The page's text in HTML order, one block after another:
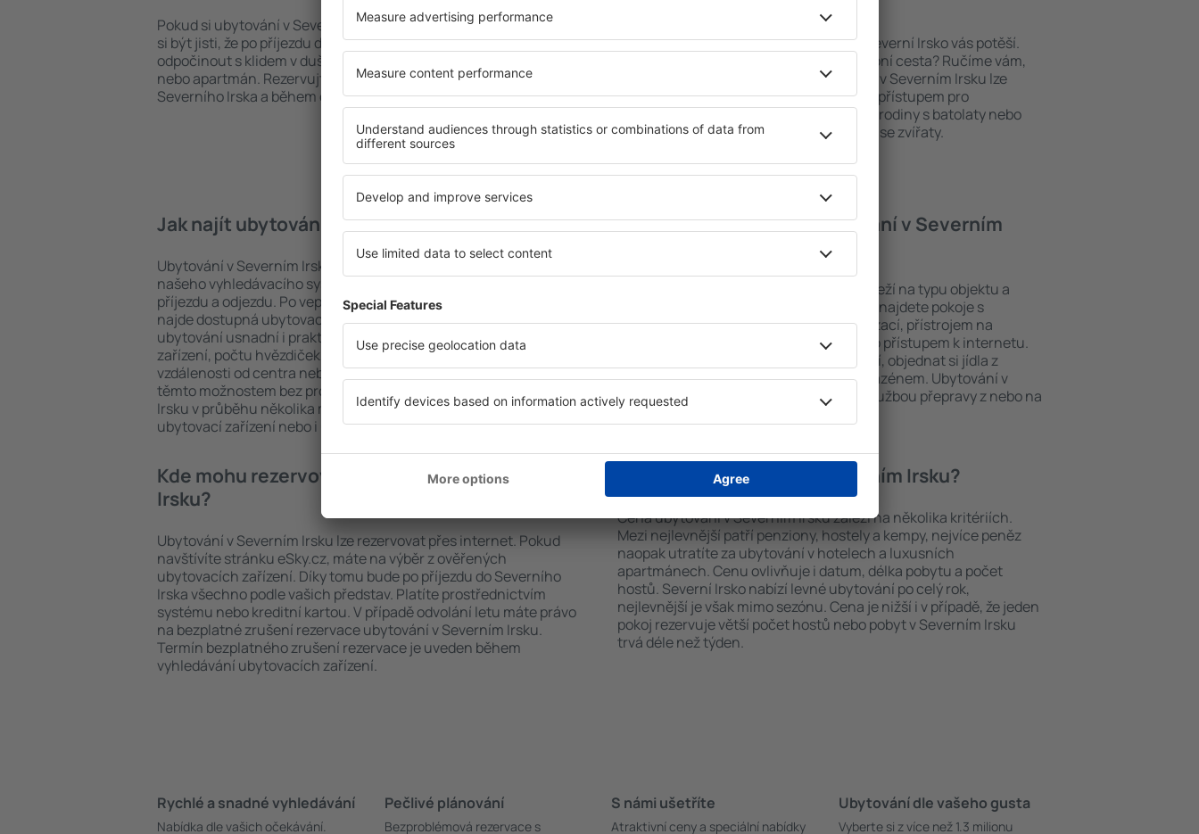
Pokud si ubytování v Severním Irsku zarezervujete včas, můžete
si být jisti, že po příjezdu do vaší destinace si budete moci
odpočinout s klidem v duši a bez toho, abyste museli hledat hotel
nebo apartmán. Rezervujte si ubytování před odjezdem do
Severního Irska a během cesty si užijete uvolněnou atmosféru.
Pokud toužíte po luxusním ubytování, Severní Irsko vás potěší.
Dokonalá dovolená nebo úspěšná služební cesta? Ručíme vám,
že budete nadmíru spokojeni. Ubytování v Severním Irsku lze
rezervovat v zařízeních s bezbariérovým přístupem pro
handicapované osoby. Na své si přijdou i rodiny s batolaty nebo
malými dětmi a návštěvníci, kteří cestují se zvířaty.
Jak najít ubytování v Severním Irsku?
Ubytování v Severním Irsku lze rychle najít prostřednictvím
našeho vyhledávacího systému. Stačí uvést cíl cesty a termín
příjezdu a odjezdu. Po vepsání počtu cestujících systém rychle
najde dostupná ubytovací zařízení v Severním Irsku. Výběr
ubytování usnadní i praktické filtry. Hledat můžete podle typu
zařízení, počtu hvězdiček, hodnocení předchozích návštěvníků,
vzdálenosti od centra nebo bezplatného zrušení rezervace. Díky
těmto možnostem bez problému najdete ubytování v Severním
Irsku v průběhu několika minut. Můžete rezervovat pouze
ubytovací zařízení nebo i ubytování s letem.
Jaké vybavení nabízí ubytování v Severním
Vybavení ubytování v Severním Irsku záleží na typu objektu a
počtu hvězdiček. V dostupných místech najdete pokoje s
kuchyňským koutem, balkonem, klimatizací, přístrojem na
přípravu kávy a čaje, sadou ručníků nebo přístupem k internetu.
Hosté mohou využít bezplatné parkování, objednat si jídla z
restaurace, nebo mohou zvolit hotel s bazénem. Ubytování v
Severním Irsku lze navíc rezervovat se službou přepravy z nebo na
letiště.
Kde mohu rezervovat ubytování v Severním
Irsku?
Ubytování v Severním Irsku lze rezervovat přes internet. Pokud
navštívíte stránku eSky.cz, máte na výběr z ověřených
ubytovacích zařízení. Díky tomu bude po příjezdu do Severního
Irska všechno podle vašich představ. Platíte prostřednictvím
systému nebo kreditní kartou. V případě odvolání letu máte právo
na bezplatné zrušení rezervace ubytování v Severním Irsku.
Termín bezplatného zrušení rezervace je uveden během
vyhledávání ubytovacích zařízení.
Kolik stojí ubytování v Severním Irsku?
Cena ubytování v Severním Irsku záleží na několika kritériích.
Mezi nejlevnější patří penziony, hostely a kempy, nejvíce peněz
naopak utratíte za ubytování v hotelech a luxusních
apartmánech. Cenu ovlivňuje i datum, délka pobytu a počet
hostů. Severní Irsko nabízí levné ubytování po celý rok,
nejlevnější je však mimo sezónu. Cena je nižší i v případě, že jeden
pokoj rezervuje větší počet hostů nebo pobyt v Severním Irsku
trvá déle než týden.
Rychlé a snadné vyhledávání
Nabídka dle vašich očekávání.
Pečlivé plánování
Bezproblémová rezervace s
S námi ušetříte
Atraktivní ceny a speciální nabídky
Ubytování dle vašeho gusta
Vyberte si z více než 1.3 milionu